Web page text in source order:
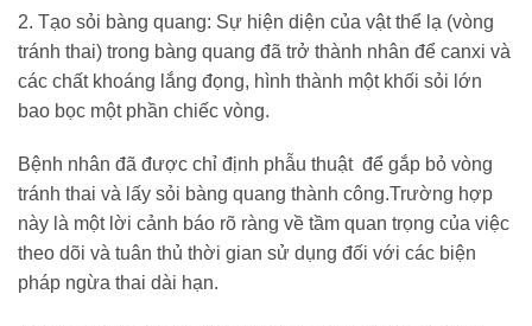
2. Tạo sỏi bàng quang: Sự hiện diện của vật thể lạ (vòng
tránh thai) trong bàng quang đã trở thành nhân để canxi và
các chất khoáng lắng đọng, hình thành một khối sỏi lớn
bao bọc một phần chiếc vòng.
Bệnh nhân đã được chỉ định phẫu thuật để gắp bỏ vòng
tránh thai và lấy sỏi bàng quang thành công.Trường hợp
này là một lời cảnh báo rõ ràng về tầm quan trọng của việc
theo dõi và tuân thủ thời gian sử dụng đối với các biện
pháp ngừa thai dài hạn.